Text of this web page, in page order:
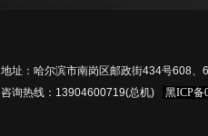
地址：哈尔滨市南岗区邮政街434号608、
咨询热线：13904600719(总机)
黑ICP备